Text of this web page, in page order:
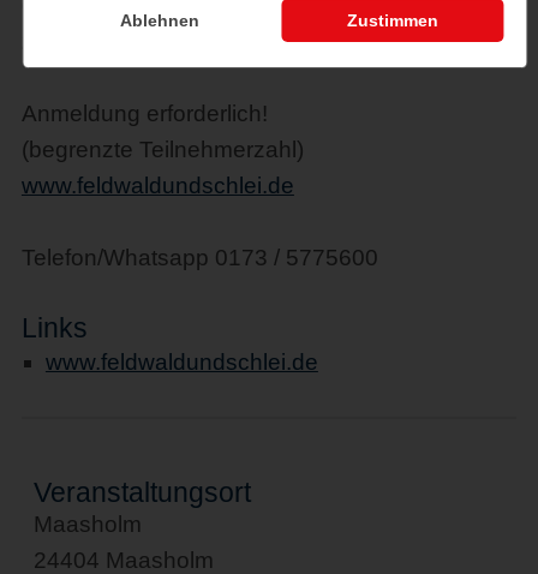
28,00 € / Familie (2 Erw. / 2 Kinder)
Anmeldung erforderlich!
(begrenzte Teilnehmerzahl)
www.feldwaldundschlei.de
Telefon/Whatsapp 0173 / 5775600
Links
www.feldwaldundschlei.de
Veranstaltungsort
Maasholm
24404 Maasholm
Ablehnen Zustimmen